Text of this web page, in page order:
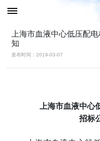
上海市血液中心低压配
知
发布时间：2019-03-07
上海市血液中
招标